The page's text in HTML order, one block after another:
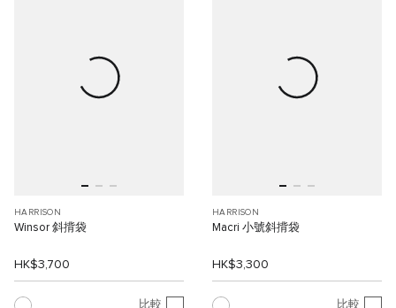
HARRISON
Winsor 斜揹袋
HK$3,700
比較
HARRISON
Macri 小號斜揹袋
HK$3,300
比較